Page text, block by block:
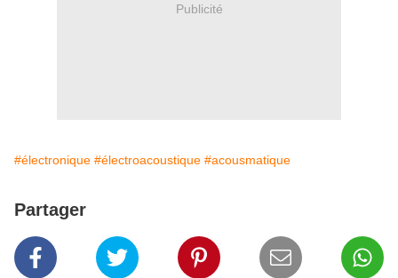
Publicité
#électronique #électroacoustique #acousmatique
Partager